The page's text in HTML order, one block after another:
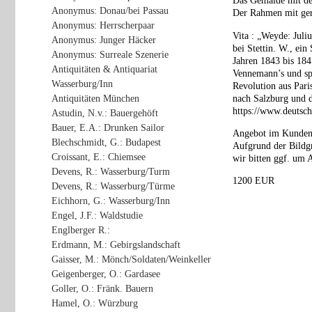
Anonymus: Donau/bei Passau
Anonymus: Herrscherpaar
Anonymus: Junger Häcker
Anonymus: Surreale Szenerie
Antiquitäten & Antiquariat
Wasserburg/Inn
Antiquitäten München
Astudin, N.v.: Bauergehöft
Bauer, E.A.: Drunken Sailor
Blechschmidt, G.: Budapest
Croissant, E.: Chiemsee
Devens, R.: Wasserburg/Turm
Devens, R.: Wasserburg/Türme
Eichhorn, G.: Wasserburg/Inn
Engel, J.F.: Waldstudie
Englberger R.:
Erdmann, M.: Gebirgslandschaft
Gaisser, M.: Mönch/Soldaten/Weinkeller
Geigenberger, O.: Gardasee
Goller, O.: Fränk. Bauern
Hamel, O.: Würzburg
Der Rahmen mit
Vita : „Weyde:
bei Stettin. W., ein
Jahren 1843 bis
Vennemann’s und
Revolution aus
nach Salzburg und
https://
Angebot im
Aufgrund der
wir bitten ggf. um
1200 EUR